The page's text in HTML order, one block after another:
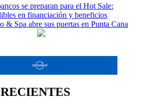
se preparan para el Hot Sale:
en financiación y beneficios
& Spa abre sus puertas en Punta Cana